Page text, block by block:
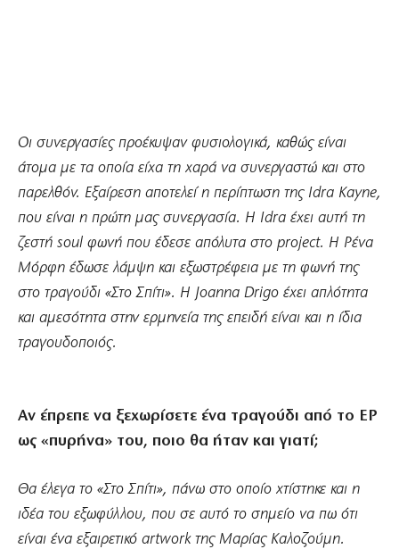
Οι συνεργασίες προέκυψαν φυσιολογικά, καθώς είναι
άτομα με τα οποία είχα τη χαρά να συνεργαστώ και στο
παρελθόν. Εξαίρεση αποτελεί η περίπτωση της Idra Kayne,
που είναι η πρώτη μας συνεργασία. Η Idra έχει αυτή τη
ζεστή soul φωνή που έδεσε απόλυτα στο project. Η Ρένα
Μόρφη έδωσε λάμψη και εξωστρέφεια με τη φωνή της
στο τραγούδι «Στο Σπίτι». Η Joanna Drigo έχει απλότητα
και αμεσότητα στην ερμηνεία της επειδή είναι και η ίδια
τραγουδοποιός.
Αν έπρεπε να ξεχωρίσετε ένα τραγούδι από το EP
ως «πυρήνα» του, ποιο θα ήταν και γιατί;
Θα έλεγα το «Στο Σπίτι», πάνω στο οποίο χτίστηκε και η
ιδέα του εξωφύλλου, που σε αυτό το σημείο να πω ότι
είναι ένα εξαιρετικό artwork της Μαρίας Καλοζούμη.